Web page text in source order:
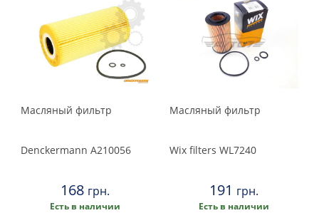
Масляный фильтр
Denckermann A210056
168 грн.
Есть в наличии
Масляный фильтр
Wix filters WL7240
191 грн.
Есть в наличии